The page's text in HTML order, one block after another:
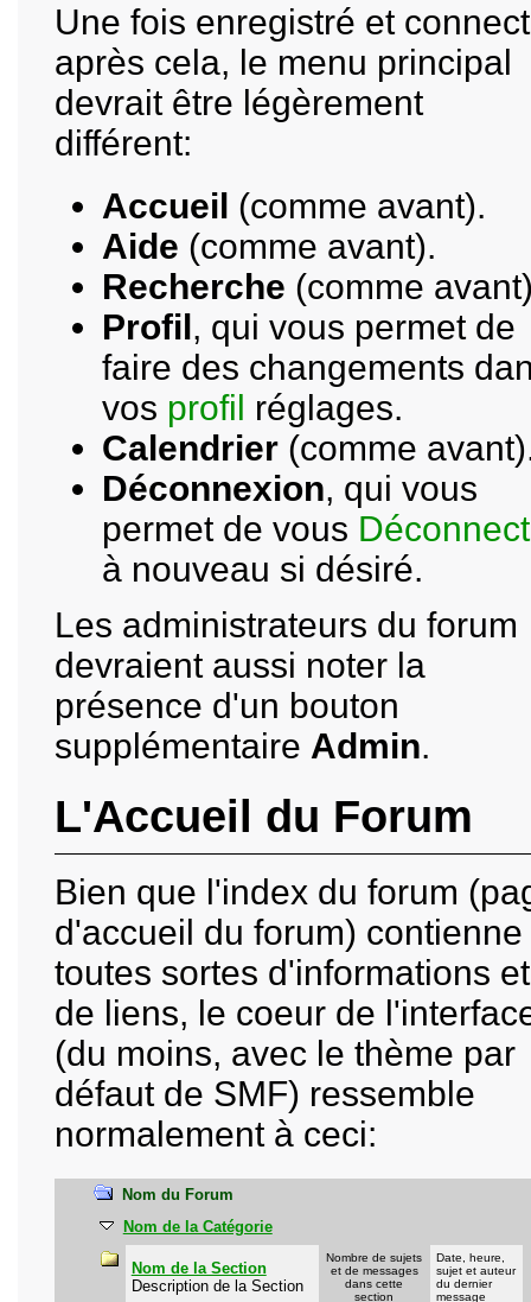
Une fois enregistré et
après cela, le menu principal
devrait être légèrement
différent:
Accueil (comme avant).
Aide (comme avant).
Recherche (comme
Profil , qui vous permet de
faire des changements
vos profil réglages.
Calendrier(comme
Déconnexion, qui vous
permet de vous
à nouveau si désiré.
Les administrateurs du forum
devraient aussi noter la
présence d'un bouton
supplémentaire Admin.
L'Accueil du Forum
Bien que l'index du forum
d'accueil du forum) contienne
toutes sortes d'informations et
de liens, le coeur de
(du moins, avec le thème par
défaut de SMF) ressemble
normalement à ceci:
Nom du Forum
Nom de la Catégorie
Nom de la Section
Description de la Section
Nombre de sujets
et de messages
dans cette
section
Date, heure,
sujet et auteur
du dernier
message